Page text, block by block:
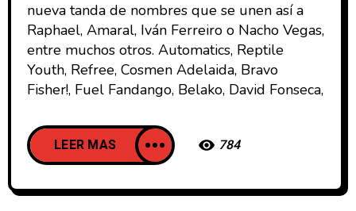
nueva tanda de nombres que se unen así a
Raphael, Amaral, Iván Ferreiro o Nacho Vegas,
entre muchos otros. Automatics, Reptile
Youth, Refree, Cosmen Adelaida, Bravo
Fisher!, Fuel Fandango, Belako, David Fonseca,
LEER MAS 784